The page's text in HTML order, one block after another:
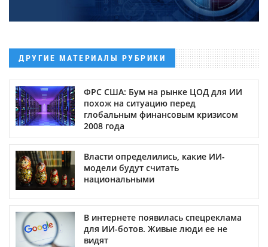
ДРУГИЕ МАТЕРИАЛЫ РУБРИКИ
ФРС США: Бум на рынке ЦОД для ИИ
похож на ситуацию перед
глобальным финансовым кризисом
2008 года
Власти определились, какие ИИ-
модели будут считать
национальными
В интернете появилась спецреклама
для ИИ-ботов. Живые люди ее не
видят